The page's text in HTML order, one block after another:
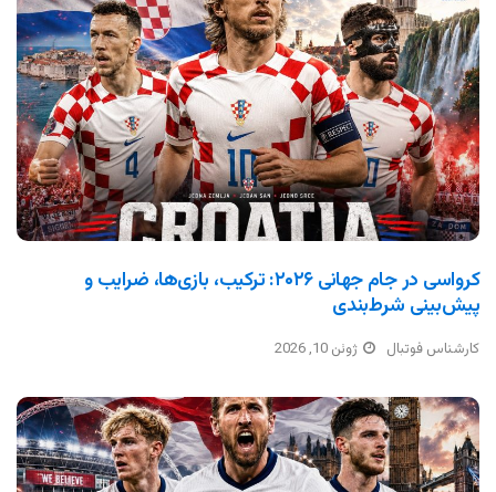
کرواسی در جام جهانی ۲۰۲۶: ترکیب، بازی‌ها، ضرایب و
پیش‌بینی شرط‌بندی
کارشناس فوتبال ژوئن 10, 2026